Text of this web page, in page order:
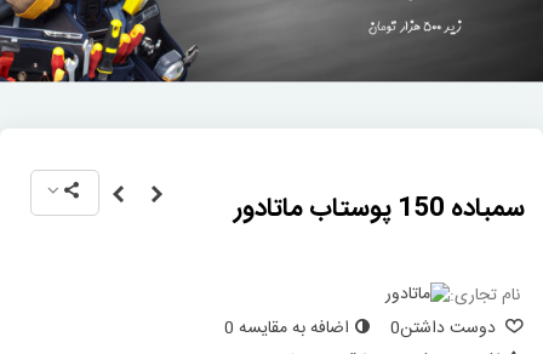
سمباده 150 پوستاب ماتادور
نام تجاری:
دوست داشتن0 اضافه به مقایسه 0